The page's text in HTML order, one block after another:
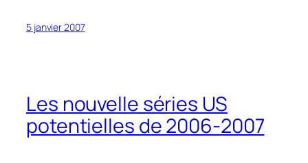
5 janvier 2007
Les nouvelle séries US
potentielles de 2006-2007